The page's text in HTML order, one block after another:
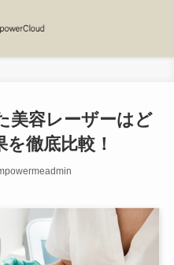
美容レーザーはど
徹底比較！